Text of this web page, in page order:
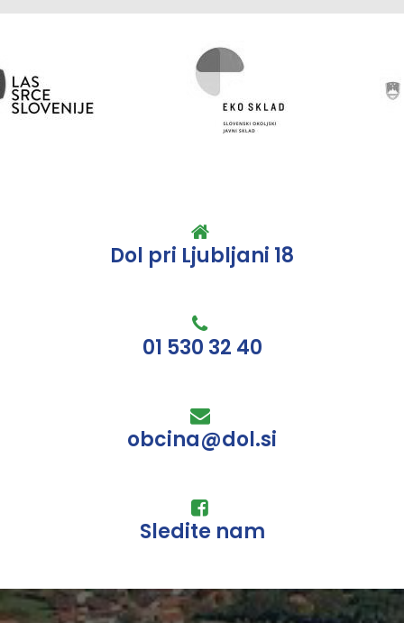
Dol pri Ljubljani 18
01 530 32 40
obcina@dol.si
Sledite nam